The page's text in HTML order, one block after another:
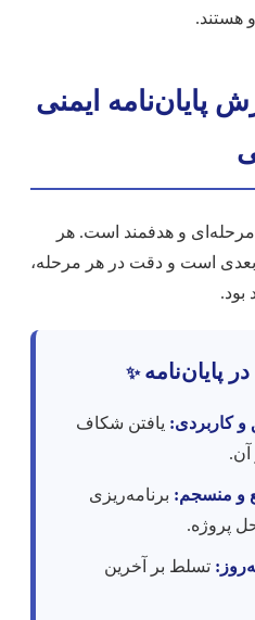
هستند.
پایان‌نامه ایمنی
و هدفمند است. هر
است و دقت در هر مرحله،
بود.
پایان‌نامه ✨
و کاربردی: یافتن شکاف
آن.
و منسجم: برنامه‌ریزی
پروژه.
تسلط بر آخرین